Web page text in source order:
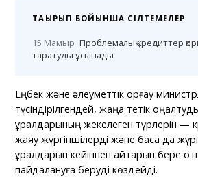
ТАҚЫРЫП БОЙЫНША СІЛТЕМЕЛЕР
15 Мамыр Проблемалық кредиттер
таратуды ұсынады
Еңбек және әлеуметтік қорғау
түсіндірілгендей, жаңа тетік
құралдарының жекелеген түрлерін —
жаяу жүргіншілерді және басқа да
құралдарын кейіннен қайтарып бере
пайдалануға беруді көздейді.